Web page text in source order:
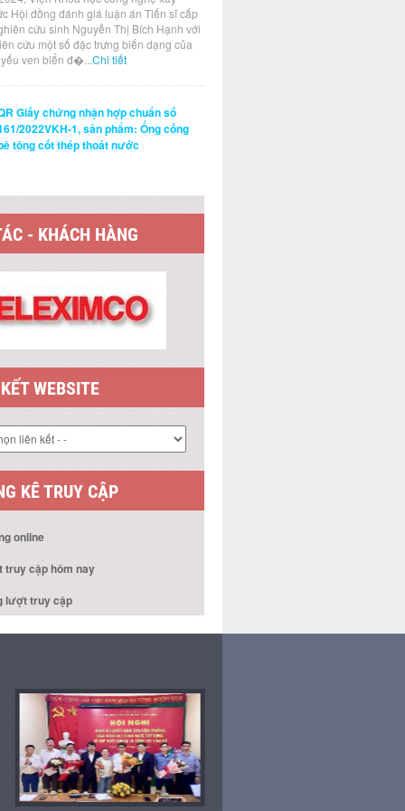
Hội đồng đánh giá luận án Tiến sĩ cấp
cứu sinh Nguyễn Thị Bích Hạnh với
cứu một số đặc trưng biến dạng của
ven biển đ�...Chi tiết
Giấy chứng nhận hợp chuẩn số
2022VKH-1, sản phẩm: Ống cống
tông cốt thép thoát nước
- KHÁCH HÀNG
WEBSITE
KÊ TRUY CẬP
online
cập hôm nay